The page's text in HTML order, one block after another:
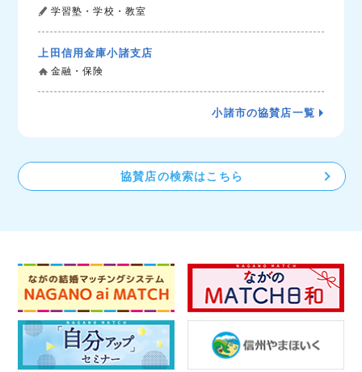
学習塾・学校・教室
上田信用金庫小諸支店
金融・保険
小諸市の協賛店一覧
協賛店の検索はこちら